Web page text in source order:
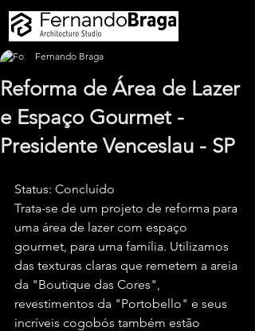
Reforma de Área de Lazer
e Espaço Gourmet -
Presidente Venceslau - SP
Fernando Braga
Status: Concluído
Trata-se de um projeto de reforma para
uma área de lazer com espaço
gourmet, para uma família. Utilizamos
das texturas claras que remetem a areia
da "Boutique das Cores",
revestimentos da "Portobello" e seus
incríveis cogobós também estão